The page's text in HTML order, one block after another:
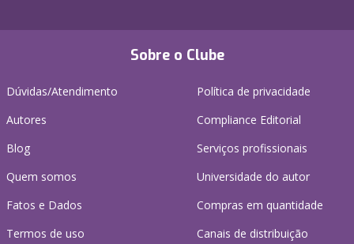
Sobre o Clube
Dúvidas/Atendimento
Autores
Blog
Quem somos
Fatos e Dados
Termos de uso
Política de privacidade
Compliance Editorial
Serviços profissionais
Universidade do autor
Compras em quantidade
Canais de distribuição